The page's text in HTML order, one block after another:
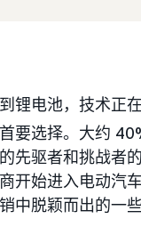
锂电池，技术正
要选择。大约
先驱者和挑战者
开始进入电动汽
中脱颖而出的一些